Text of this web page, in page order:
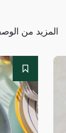
المزيد من